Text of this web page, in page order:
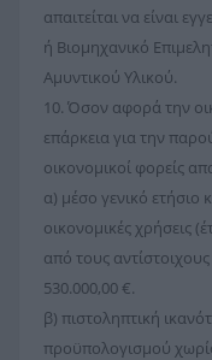
απαιτείται να είναι
ή Βιομηχανικό
Αμυντικού Υλικού.
10. Όσον αφορά την
επάρκεια για την
οικονομικοί φορείς
α) μέσο γενικό ετήσιο
οικονομικές χρήσεις
από τους
530.000,00 €.
β) πιστοληπτική
προϋπολογισμού